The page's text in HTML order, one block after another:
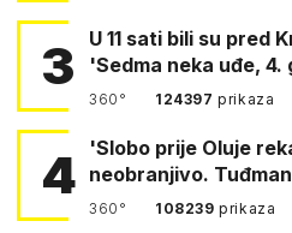
3
U 11 sati bili su pred Kninom. Gotovina:
'Sedma neka uđe,
360° 124397prikaza
4
'Slobo prije Oluje
neobranjivo.
360° 108239prikaza